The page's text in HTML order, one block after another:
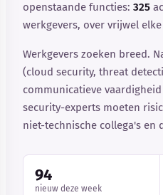
openstaande functies: 325
werkgevers, over vrijwel
Werkgevers zoeken breed.
(cloud security, threat
communicatieve
security-experts moeten
niet-technische collega's en
94
nieuw deze week